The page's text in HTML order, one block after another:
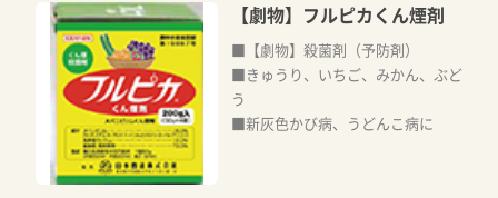
【劇物】フルピカくん煙剤
■【劇物】殺菌剤（予防剤）
■きゅうり、いちご、みかん、ぶど
う
■新灰色かび病、うどんこ病に